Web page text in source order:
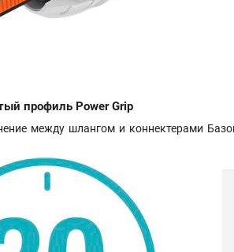
профиль Power Grip
между шлангом и коннектерами